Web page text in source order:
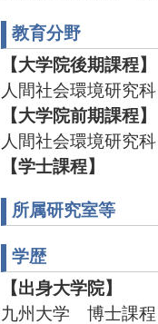
教育分野
【大学院後期課程】
人間社会環境研究
【大学院前期課程】
人間社会環境研究
【学士課程】
所属研究室等
学歴
【出身大学院】
九州大学 博士課